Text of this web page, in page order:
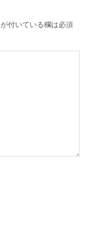
が付いている欄は必須